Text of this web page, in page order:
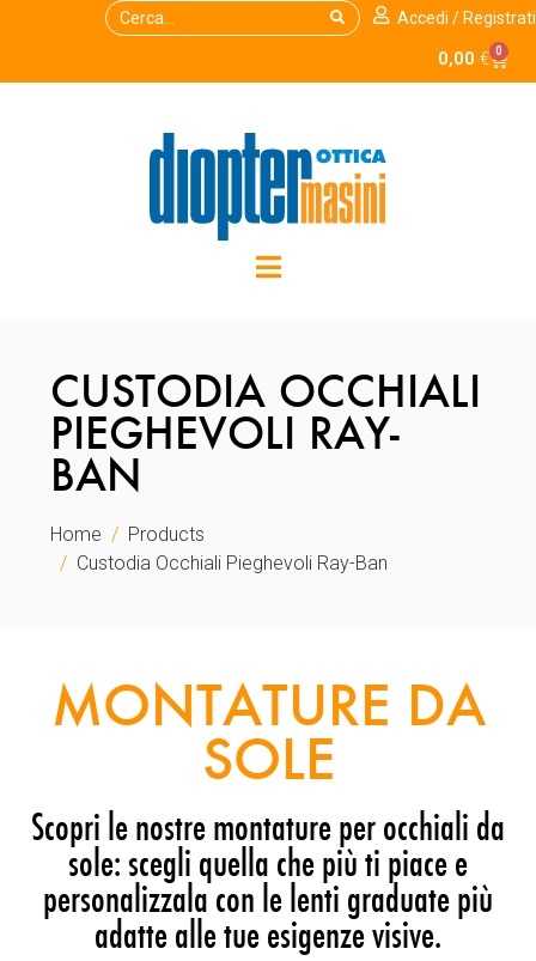
Accedi / Registrati
0,00 € 0
CUSTODIA OCCHIALI
PIEGHEVOLI RAY-
BAN
Home
Products
Custodia Occhiali Pieghevoli Ray-Ban
MONTATURE DA
SOLE
Scopri le nostre montature per occhiali da
sole: scegli quella che più ti piace e
personalizzala con le lenti graduate più
adatte alle tue esigenze visive.